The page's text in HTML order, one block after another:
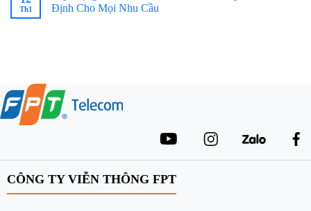
Th1
Định Cho Mọi Nhu Cầu
CÔNG TY VIỄN THÔNG FPT